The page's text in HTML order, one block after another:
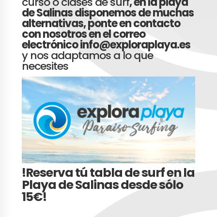
de Salinas disponemos de muchas
alternativas, ponte en contacto
con nosotros en el correo
electrónico info@exploraplaya.es
y nos adaptamos a lo que
necesites
!Reserva tú tabla de surf en la
Playa de Salinas desde sólo
15€!